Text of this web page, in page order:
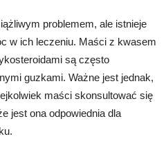
problemem, ale istnieje
w ich leczeniu. Maści z kwasem
są często
guzkami. Ważne jest jednak,
maści skonsultować się
jest ona odpowiednia dla